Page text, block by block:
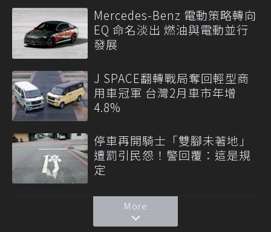
Mercedes-Benz 電動策略轉向
EQ 命名淡出 燃油與電動並行
發展
J SPACE翻轉戰局奪回輕型商
用車冠軍 台灣2月車市年增
4.8%
停車再開騎士「雙腳未著地」
遭罰引民怨！警回覆：這是規
定
More